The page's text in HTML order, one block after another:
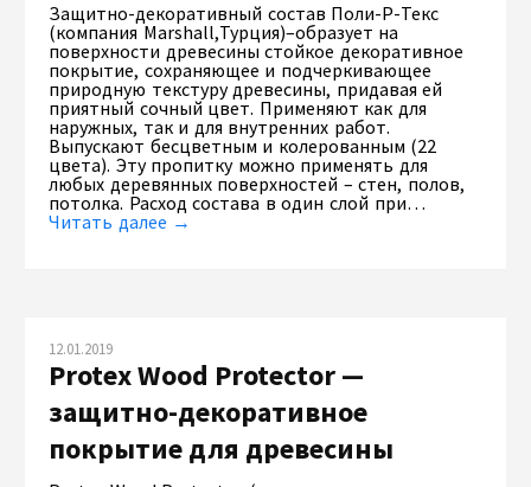
Защитно-декоративный состав Поли-Р-Текс
(компания Marshall,Турция)–образует на
поверхности древесины стойкое декоративное
покрытие, сохраняющее и подчеркивающее
природную текстуру древесины, придавая ей
приятный сочный цвет. Применяют как для
наружных, так и для внутренних работ.
Выпускают бесцветным и колерованным (22
цвета). Эту пропитку можно применять для
любых деревянных поверхностей – стен, полов,
потолка. Расход состава в один слой при…
Читать далее →
12.01.2019
Protex Wood Protector —
защитно-декоративное
покрытие для древесины